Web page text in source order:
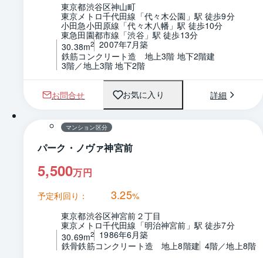
東京都渋谷区神山町
東京メトロ千代田線「代々木公園」駅 徒歩9分
小田急小田原線「代々木八幡」駅 徒歩10分
東急田園都市線「渋谷」駅 徒歩13分
30.38m2 2007年7月築
鉄筋コンクリート造　地上3階 地下2階建
3階／地上3階 地下2階
お問合せ お気に入り 詳細
1 / 0 間取り
マンション区分
パーク・ノヴァ神宮前
5,500万円
予定利回り： 3.25%
東京都渋谷区神宮前２丁目
東京メトロ千代田線「明治神宮前」駅 徒歩7分
30.69m2
1986年6月築
鉄骨鉄筋コンクリート造　地上8階建 4階／地上8階